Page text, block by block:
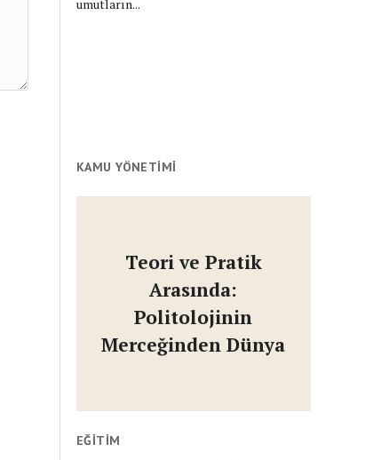
umutların...
KAMU YÖNETIMI
Teori ve Pratik
Arasında:
Politolojinin
Merceğinden Dünya
EĞITIM